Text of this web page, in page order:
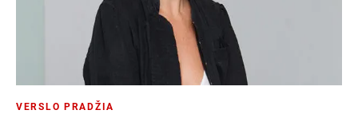
VERSLO PRADŽIA